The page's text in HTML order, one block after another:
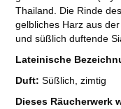
Thailand. Die Rinde
gelbliches Harz aus
und süßlich duftende
Lateinische
Duft: Süßlich, zimtig
Dieses Räucherwerk